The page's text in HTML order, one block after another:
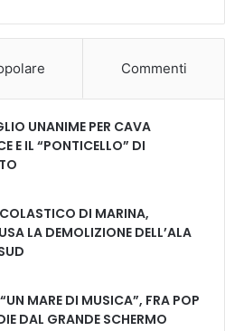
Commenti
UNANIME PER CAVA
E IL “PONTICELLO” DI
DI MARINA,
LA DEMOLIZIONE DELL’ALA
MARE DI MUSICA”, FRA POP
DAL GRANDE SCHERMO